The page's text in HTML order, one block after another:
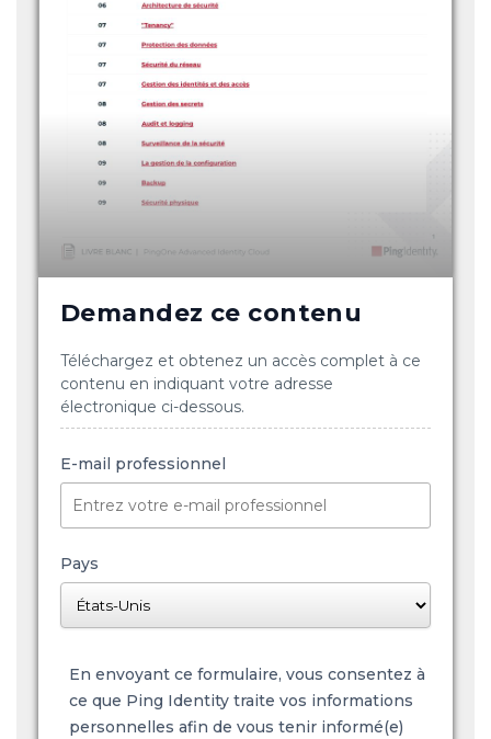
Demandez ce contenu
Téléchargez et obtenez un accès complet à ce
contenu en indiquant votre adresse
électronique ci-dessous.
E-mail professionnel
Pays
En envoyant ce formulaire, vous consentez à
ce que Ping Identity traite vos informations
personnelles afin de vous tenir informé(e)